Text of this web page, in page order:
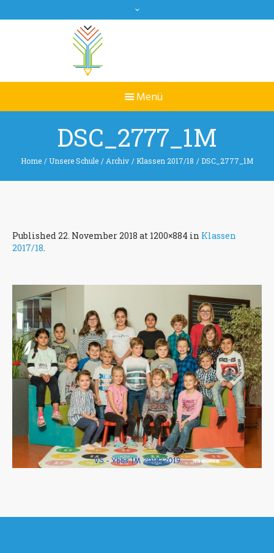
DSC_2777_1M
Home / Unsere Schule / Archiv / Klassen 2017/18 /DSC_2777_1M
Published22. November 2018 at 1200×884 in Klassen
2017/18.